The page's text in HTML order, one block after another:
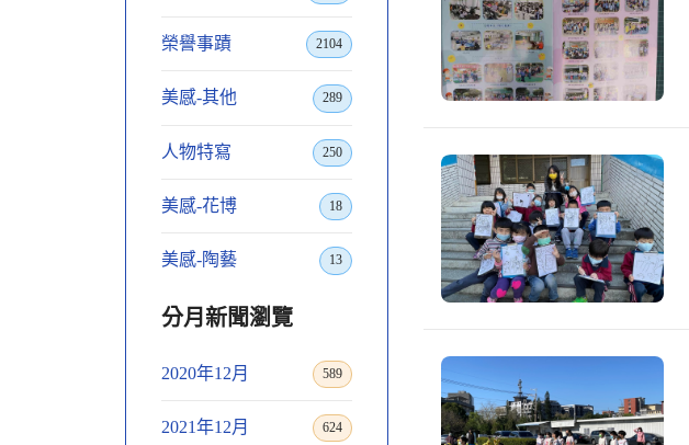
榮譽事蹟 2104
美感-其他 289
人物特寫 250
美感-花博 18
美感-陶藝 13
分月新聞瀏覽
2020年12月 589
2021年12月 624